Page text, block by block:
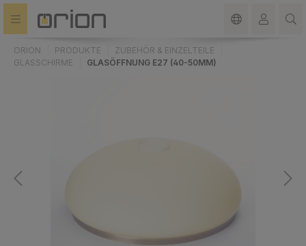
springen
ORION PRODUKTE
ZUBEHÖR & EINZELTEILE
GLASSCHIRME
GLASÖFFNUNG E27 (40-50MM)